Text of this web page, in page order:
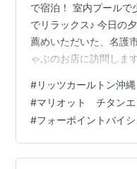
で宿泊！ 室内プールで
でリラックス♪ 今日の
薦めいただいた、名護
ゃぶのお店に訪問しま
まります♪ 純血のアグ
いた、マイクロブタの
さんを呼ぶ時は、上の
します🐽 ごまだれにブ
の、しゃぶしゃぶコー
#リッツカールトン沖縄
#マリオット チタンエ
#フォーポイントバイ